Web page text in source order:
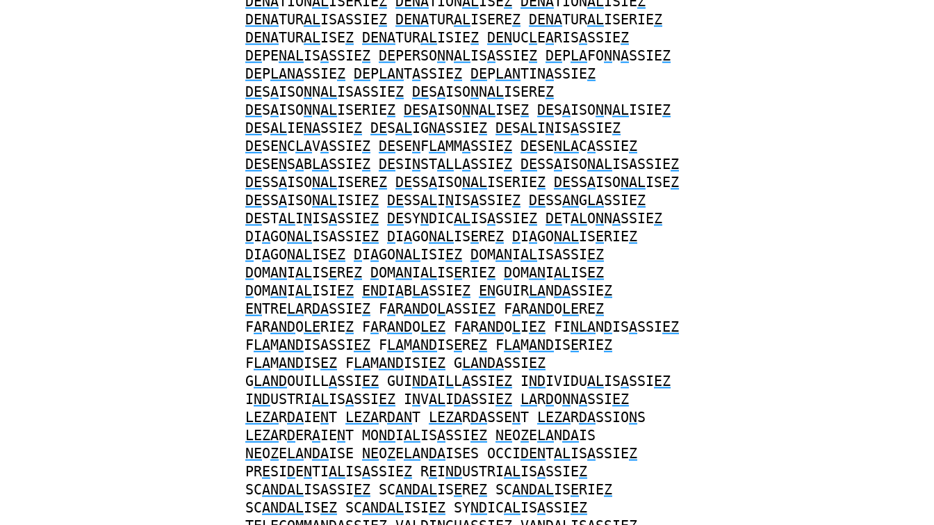
DENATURALISASSIEZ DENATURALISEREZ DENATURALISERIEZ
DENATURALISEZ DENATURALISIEZ DENUCLEARISASSIEZ
DEPENALISASSIEZ DEPERSONNALISASSIEZ DEPLAFONNASSIEZ
DEPLANASSIEZ DEPLANTASSIEZ DEPLANTINASSIEZ
DESAISONNALISASSIEZ DESAISONNALISEREZ
DESAISONNALISERIEZ DESAISONNALISEZ DESAISONNALISIEZ
DESALIENASSIEZ DESALIGNASSIEZ DESALINISASSIEZ
DESENCLAVASSIEZ DESENFLAMMASSIEZ DESENLACASSIEZ
DESENSABLASSIEZ DESINSTALLASSIEZ DESSAISONALISASSIEZ
DESSAISONALISEREZ DESSAISONALISERIEZ DESSAISONALISEZ
DESSAISONALISIEZ DESSALINISASSIEZ DESSANGLASSIEZ
DESTALINISASSIEZ DESYNDICALISASSIEZ DETALONNASSIEZ
DIAGONALISASSIEZ DIAGONALISEREZ DIAGONALISERIEZ
DIAGONALISEZ DIAGONALISIEZ DOMANIALISASSIEZ
DOMANIALISEREZ DOMANIALISERIEZ DOMANIALISEZ
DOMANIALISIEZ ENDIABLASSIEZ ENGUIRLANDASSIEZ
ENTRELARDASSIEZ FARANDOLASSIEZ FARANDOLEREZ
FARANDOLERIEZ FARANDOLEZ FARANDOLIEZ FINLANDISASSIEZ
FLAMANDISASSIEZ FLAMANDISEREZ FLAMANDISERIEZ
FLAMANDISEZ FLAMANDISIEZ GLANDASSIEZ
GLANDOUILLASSIEZ GUINDAILLASSIEZ INDIVIDUALISASSIEZ
INDUSTRIALISASSIEZ INVALIDASSIEZ LARDONNASSIEZ
LEZARDAIENT LEZARDANT LEZARDASSENT LEZARDASSIONS
LEZARDERAIENT MONDIALISASSIEZ NEOZELANDAIS
NEOZELANDAISE NEOZELANDAISES OCCIDENTALISASSIEZ
PRESIDENTIALISASSIEZ REINDUSTRIALISASSIEZ
SCANDALISASSIEZ SCANDALISEREZ SCANDALISERIEZ
SCANDALISEZ SCANDALISIEZ SYNDICALISASSIEZ